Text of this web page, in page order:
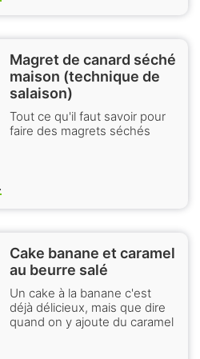
Magret de canard séché
maison (technique de
salaison)
Tout ce qu'il faut savoir pour
faire des magrets séchés
Cake banane et caramel
au beurre salé
Un cake à la banane c'est
déjà délicieux, mais que dire
quand on y ajoute du caramel